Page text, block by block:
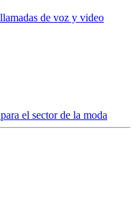
de voz y video
el sector de la moda